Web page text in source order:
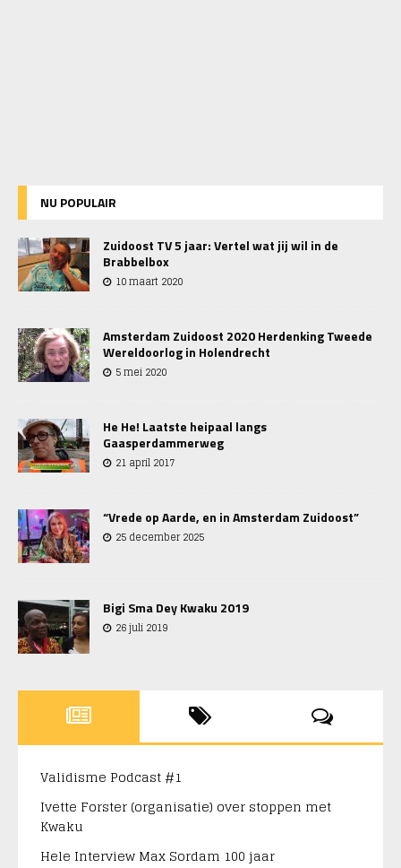
NU POPULAIR
Zuidoost TV 5 jaar: Vertel wat jij wil in de
Brabbelbox
10 maart 2020
Amsterdam Zuidoost 2020 Herdenking Tweede
Wereldoorlog in Holendrecht
5 mei 2020
He He! Laatste heipaal langs
Gaasperdammerweg
21 april 2017
“Vrede op Aarde, en in Amsterdam Zuidoost”
25 december 2025
Bigi Sma Dey Kwaku 2019
26 juli 2019
Validisme Podcast #1
Ivette Forster (organisatie) over stoppen met
Kwaku
Hele Interview Max Sordam 100 jaar